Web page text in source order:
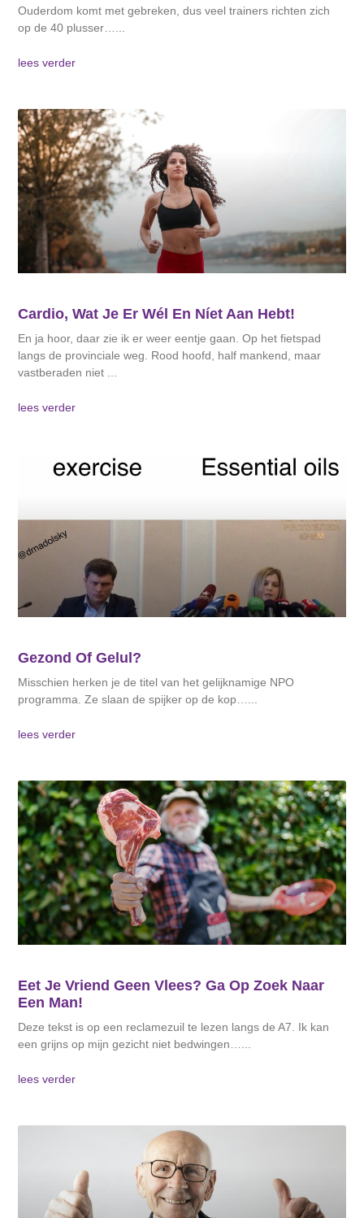
Ouderdom komt met gebreken, dus veel trainers richten zich
op de 40 plusser…
lees verder
Cardio, Wat Je Er Wél En Níet Aan Hebt!
En ja hoor, daar zie ik er weer eentje gaan. Op het fietspad
langs de provinciale weg. Rood hoofd, half mankend, maar
vastberaden niet
lees verder
Gezond Of Gelul?
Misschien herken je de titel van het gelijknamige NPO
programma. Ze slaan de spijker op de kop…
lees verder
Eet Je Vriend Geen Vlees? Ga Op Zoek Naar
Een Man!
Deze tekst is op een reclamezuil te lezen langs de A7. Ik kan
een grijns op mijn gezicht niet bedwingen…
lees verder